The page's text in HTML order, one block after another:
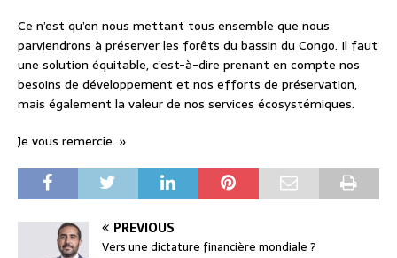
Ce n’est qu’en nous mettant tous ensemble que nous
parviendrons à préserver les forêts du bassin du Congo. Il faut
une solution équitable, c’est-à-dire prenant en compte nos
besoins de développement et nos efforts de préservation,
mais également la valeur de nos services écosystémiques.
Je vous remercie. »
PREVIOUS
Vers une dictature financière mondiale ?